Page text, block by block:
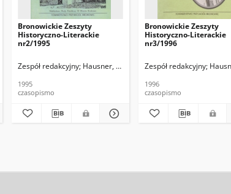
Bronowickie Zeszyty
Historyczno-Literackie
nr2/1995
Zespół redakcyjny Hausner, Wojciech
1995
czasopismo
Bronowickie Zeszyty
Historyczno-Literackie
nr3/1996
Zespół redakcyjny
1996
czasopismo